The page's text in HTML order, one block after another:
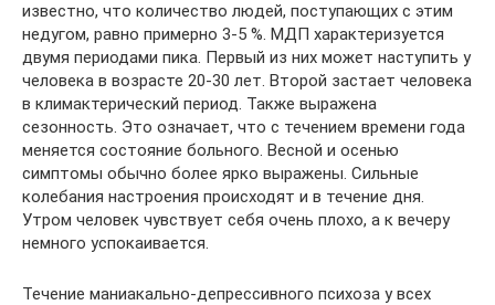
известно, что количество людей, поступающих с этим
недугом, равно примерно 3-5 %. МДП характеризуется
двумя периодами пика. Первый из них может наступить у
человека в возрасте 20-30 лет. Второй застает человека
в климактерический период. Также выражена
сезонность. Это означает, что с течением времени года
меняется состояние больного. Весной и осенью
симптомы обычно более ярко выражены. Сильные
колебания настроения происходят и в течение дня.
Утром человек чувствует себя очень плохо, а к вечеру
немного успокаивается.
Течение маниакально-депрессивного психоза у всех